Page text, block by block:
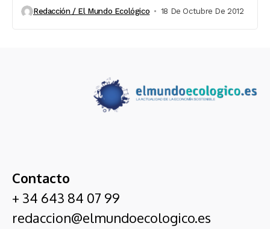
Redacción / El Mundo Ecológico 18 De Octubre De 2012
Contacto
+ 34 643 84 07 99
redaccion@elmundoecologico.es